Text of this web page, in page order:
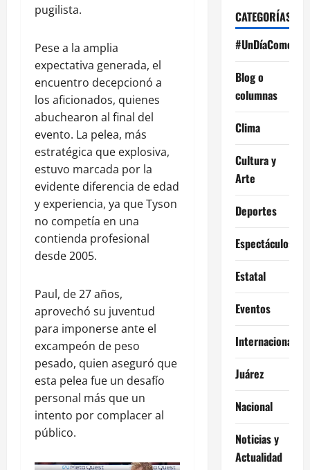
pugilista.
Pese a la amplia
expectativa generada, el
encuentro decepcionó a
los aficionados, quienes
abuchearon al final del
evento. La pelea, más
estratégica que explosiva,
estuvo marcada por la
evidente diferencia de edad
y experiencia, ya que Tyson
no competía en una
contienda profesional
desde 2005.
Paul, de 27 años,
aprovechó su juventud
para imponerse ante el
excampeón de peso
pesado, quien aseguró que
esta pelea fue un desafío
personal más que un
intento por complacer al
público.
CATEGORÍAS
#UnDíaComoHoy
Blog o
columnas
Clima
Cultura y
Arte
Deportes
Espectáculos
Estatal
Eventos
Internacional
Juárez
Nacional
Noticias y
Actualidad